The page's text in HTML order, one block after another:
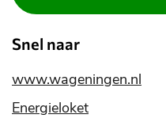
Snel naar
www.wageningen.nl
Energieloket